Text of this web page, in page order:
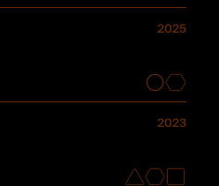
2025
2023